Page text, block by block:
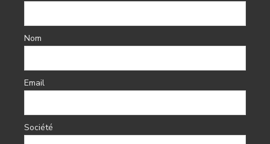
Nom
Email
Société